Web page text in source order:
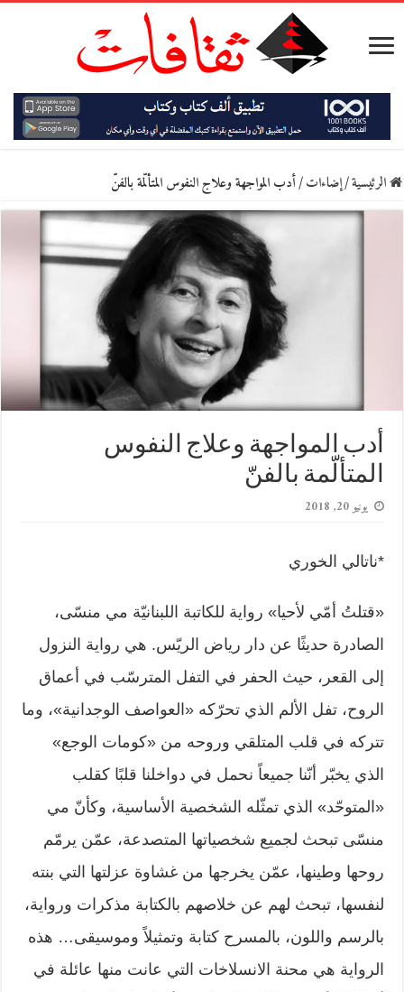
الرئيسية/إضاءات/أدب المواجهة وعلاج النفوس المتألّمة بالفنّ
أدب المواجهة وعلاج النفوس
المتألّمة بالفنّ
يونيو 20, 2018
*ناتالي الخوري
«قتلتُ أمّي لأحيا» رواية للكاتبة اللبنانيّة مي منسّى،
الصادرة حديثًا عن دار رياض الريّس. هي رواية النزول
إلى القعر، حيث الحفر في التفل المترسّب في أعماق
الروح، تفل الألم الذي تحرّكه «العواصف الوجدانية»، وما
تتركه في قلب المتلقي وروحه من «كومات الوجع»
الذي يخبّر أنّنا جميعاً نحمل في دواخلنا قلبًا كقلب
«المتوحّد» الذي تمثّله الشخصية الأساسية، وكأنّ مي
منسّى تبحث لجميع شخصياتها المتصدعة، عمّن يرمّم
روحها وطينها، عمّن يخرجها من غشاوة عزلتها التي بنته
لنفسها، تبحث لهم عن خلاصهم بالكتابة مذكرات ورواية،
بالرسم واللون، بالمسرح كتابة وتمثيلاً وموسيقى… هذه
الرواية هي محنة الانسلاخات التي عانت منها عائلة في